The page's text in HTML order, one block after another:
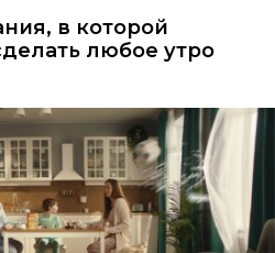
в которой
любое утро
И